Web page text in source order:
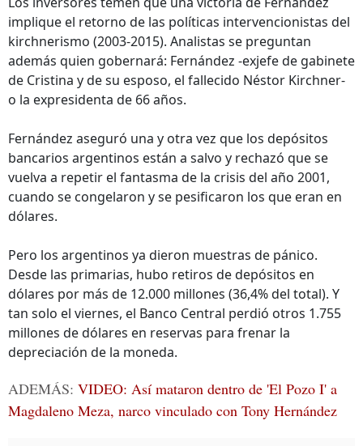
implique el retorno de las políticas intervencionistas del
kirchnerismo (2003-2015). Analistas se preguntan
además quien gobernará: Fernández -exjefe de gabinete
de Cristina y de su esposo, el fallecido Néstor Kirchner-
o la expresidenta de 66 años.
Fernández aseguró una y otra vez que los depósitos
bancarios argentinos están a salvo y rechazó que se
vuelva a repetir el fantasma de la crisis del año 2001,
cuando se congelaron y se pesificaron los que eran en
dólares.
Pero los argentinos ya dieron muestras de pánico.
Desde las primarias, hubo retiros de depósitos en
dólares por más de 12.000 millones (36,4% del total). Y
tan solo el viernes, el Banco Central perdió otros 1.755
millones de dólares en reservas para frenar la
depreciación de la moneda.
ADEMÁS: VIDEO: Así mataron dentro de 'El Pozo I' a
Magdaleno Meza, narco vinculado con Tony Hernández